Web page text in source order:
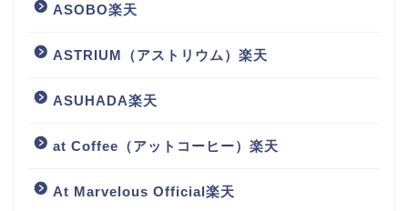
ASOBO楽天
ASTRIUM（アストリウム）楽天
ASUHADA楽天
at Coffee（アットコーヒー）楽天
At Marvelous Official楽天